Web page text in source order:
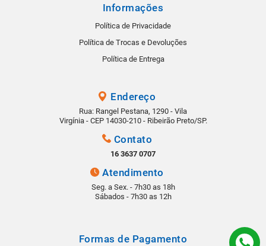
Informações
Política de Privacidade
Política de Trocas e Devoluções
Política de Entrega
Endereço
Rua: Rangel Pestana, 1290 - Vila
Virgínia - CEP 14030-210 - Ribeirão Preto/SP.
Contato
16 3637 0707
Atendimento
Seg. a Sex. - 7h30 as 18h
Sábados - 7h30 as 12h
Formas de Pagamento